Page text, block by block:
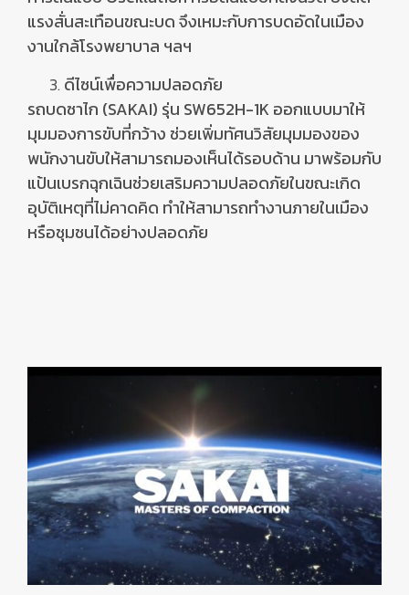
แรงสั่นสะเทือนขณะบด จึงเหมะกับการบดอัดในเมือง
งานใกล้โรงพยาบาล ฯลฯ
ดีไซน์เพื่อความปลอดภัย
รถบดซาไก (SAKAI) รุ่น SW652H-1K ออกแบบมาให้
มุมมองการขับที่กว้าง ช่วยเพิ่มทัศนวิสัยมุมมองของ
พนักงานขับให้สามารถมองเห็นได้รอบด้าน มาพร้อมกับ
แป้นเบรกฉุกเฉินช่วยเสริมความปลอดภัยในขณะเกิด
อุบัติเหตุที่ไม่คาดคิด ทำให้สามารถทำงานภายในเมือง
หรือชุมชนได้อย่างปลอดภัย